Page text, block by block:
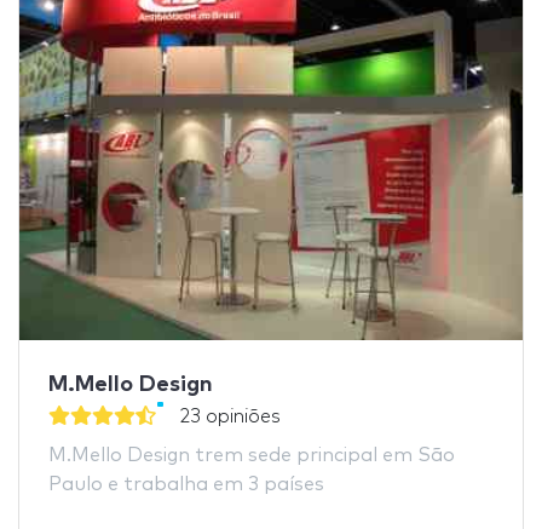
M.Mello Design
23 opiniões
M.Mello Design trem sede principal em São
Paulo e trabalha em 3 países